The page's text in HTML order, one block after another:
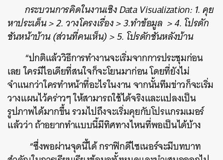
กระบวนการคิดในงานเชิง Data Visualization: 1. คุย
หาประเด็น > 2. วางโครงเรื่อง > 3.ทำข้อมูล > 4. โปรดัก
ชันหน้าบ้าน (ส่วนที่คนเห็น) > 5. โปรดักชันหลังบ้าน
“ปกติแล้ววิธีการทำงานจะเริ่มจากการประชุมก่อน
เลย ใครมีไอเดียที่สนใจก็จะโยนมาก่อน โดยที่ยังไม่
จำแนกว่าใครทำหน้าที่อะไรในงาน จากนั้นทีมข่าวก็จะเริ่ม
วางแผนไว้คร่าวๆ ให้สามารถใช้ได้จริงและแปลงเป็น
รูปภาพได้มากขึ้น รวมไปถึงจะเริ่มคุยกับโปรแกรมเมอร์
แล้วว่า ถ้าอยากทำแบบนี้มีทิศทางไหนที่พอเป็นได้บ้าง
“ซึ่งพอผ่านจุดนี้ได้ กราฟิกดีไซเนอร์จะมีบทบาท